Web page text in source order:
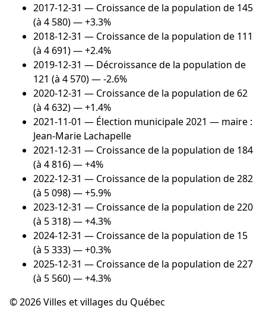
2017-12-31 — Croissance de la population de 145
(à 4 580) — +3.3%
2018-12-31 — Croissance de la population de 111
(à 4 691) — +2.4%
2019-12-31 — Décroissance de la population de
121 (à 4 570) — -2.6%
2020-12-31 — Croissance de la population de 62
(à 4 632) — +1.4%
2021-11-01 — Élection municipale 2021 — maire :
Jean-Marie Lachapelle
2021-12-31 — Croissance de la population de 184
(à 4 816) — +4%
2022-12-31 — Croissance de la population de 282
(à 5 098) — +5.9%
2023-12-31 — Croissance de la population de 220
(à 5 318) — +4.3%
2024-12-31 — Croissance de la population de 15
(à 5 333) — +0.3%
2025-12-31 — Croissance de la population de 227
(à 5 560) — +4.3%
© 2026 Villes et villages du Québec